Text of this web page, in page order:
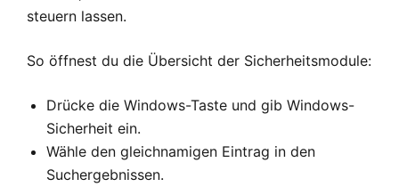
steuern lassen.
So öffnest du die Übersicht der Sicherheitsmodule:
Drücke die Windows-Taste und gib Windows-
Sicherheit ein.
Wähle den gleichnamigen Eintrag in den
Suchergebnissen.